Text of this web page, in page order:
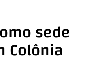
sede
Colônia